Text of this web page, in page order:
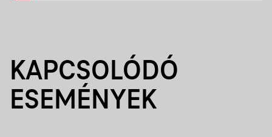
KAPCSOLÓDÓ
ESEMÉNYEK